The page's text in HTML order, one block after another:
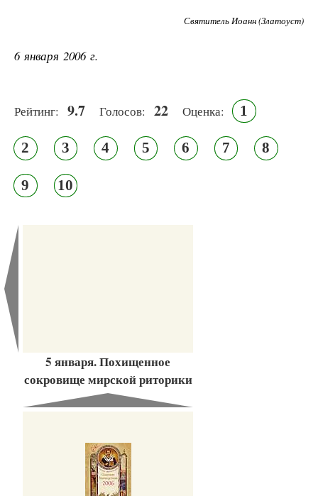
Святитель Иоанн (Златоуст)
6 января 2006 г.
Рейтинг: 9.7 Голосов: 22 Оценка: 1
2 3 4 5 6 7 8
9 10
5 января. Похищенное
сокровище мирской риторики